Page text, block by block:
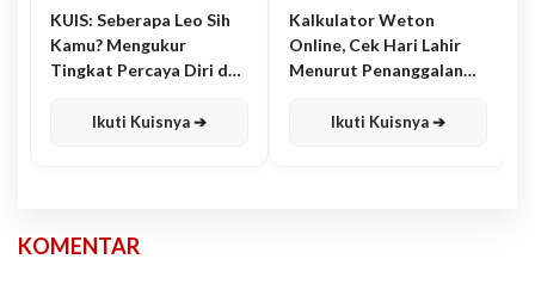
KUIS: Seberapa Leo Sih
Kamu? Mengukur
Tingkat Percaya Diri dan
Ikuti Kuisnya ➔
Kalkulator Weton
Online, Cek Hari Lahir
Menurut Penanggalan
Ikuti Kuisnya ➔
KOMENTAR